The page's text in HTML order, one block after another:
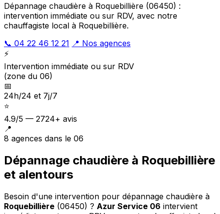
Dépannage chaudière à Roquebillière (06450) :
intervention immédiate ou sur RDV, avec notre
chauffagiste local à Roquebillière.
📞 04 22 46 12 21 📍 Nos agences
⚡
Intervention immédiate ou sur RDV
(zone du 06)
📅
24h/24 et 7j/7
⭐
4.9/5 — 2724+ avis
📍
8 agences dans le 06
Dépannage chaudière à Roquebillière
et alentours
Besoin d'une intervention pour dépannage chaudière à
Roquebillière (06450) ? Azur Service 06 intervient